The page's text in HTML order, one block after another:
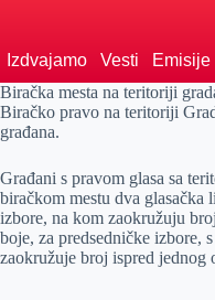
Izdvajamo Vesti Emisije
Biračka mesta na teritoriji
Biračko pravo na teritoriji
građana.
Građani s pravom glasa sa
biračkom mestu dva glasačka
izbore, na kom zaokružuju
boje, za predsedničke izbore,
zaokružuje broj ispred jednog